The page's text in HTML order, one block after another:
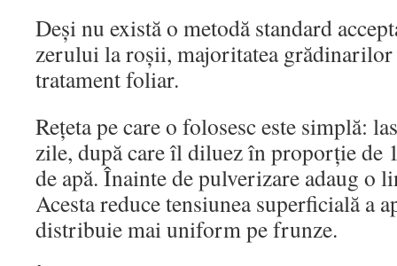
Deși nu există o metodă standard
zerului la roșii, majoritatea grădinarilor
tratament foliar.
Rețeta pe care o folosesc este simplă:
zile, după care îl diluez în proporție
de apă. Înainte de pulverizare adaug o
Acesta reduce tensiunea superficială a
distribuie mai uniform pe frunze.